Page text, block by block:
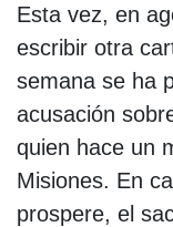
Esta vez, en
escribir otra
semana se ha
acusación
quien hace un
Misiones. En
prospere, el